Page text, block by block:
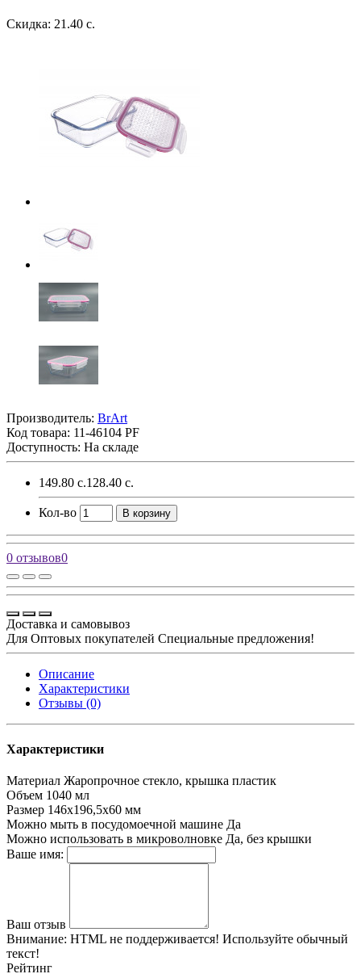
Скидка: 21.40 с.
Производитель: BrArt
Код товара: 11-46104 PF
Доступность: На складе
149.80 с.128.40 с.
Кол-во В корзину
0 отзывов0
Доставка и самовывоз
Для Оптовых покупателей Специальные предложения!
Описание
Характеристики
Отзывы (0)
Характеристики
Материал Жаропрочное стекло, крышка пластик
Объем 1040 мл
Размер 146х196,5х60 мм
Можно мыть в посудомоечной машине Да
Можно использовать в микроволновке Да, без крышки
Ваше имя:
Ваш отзыв
Внимание: HTML не поддерживается! Используйте обычный
текст!
Рейтинг